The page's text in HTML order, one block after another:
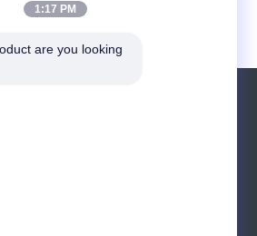
1:17 PM
are you looking